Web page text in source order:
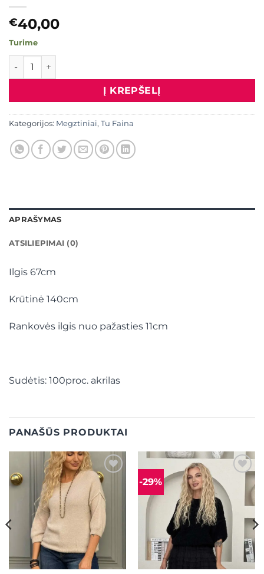
€40,00
Turime
produkto kiekis: Megztinis "Tinkliukas", žalia spalva
Į KREPŠELĮ
Kategorijos: Megztiniai, Tu Faina
APRAŠYMAS
ATSILIEPIMAI (0)
Ilgis 67cm
Krūtinė 140cm
Rankovės ilgis nuo pažasties 11cm
Sudėtis: 100proc. akrilas
PANAŠŪS PRODUKTAI
Mėgstamiausias -29% Mėgstamiausias